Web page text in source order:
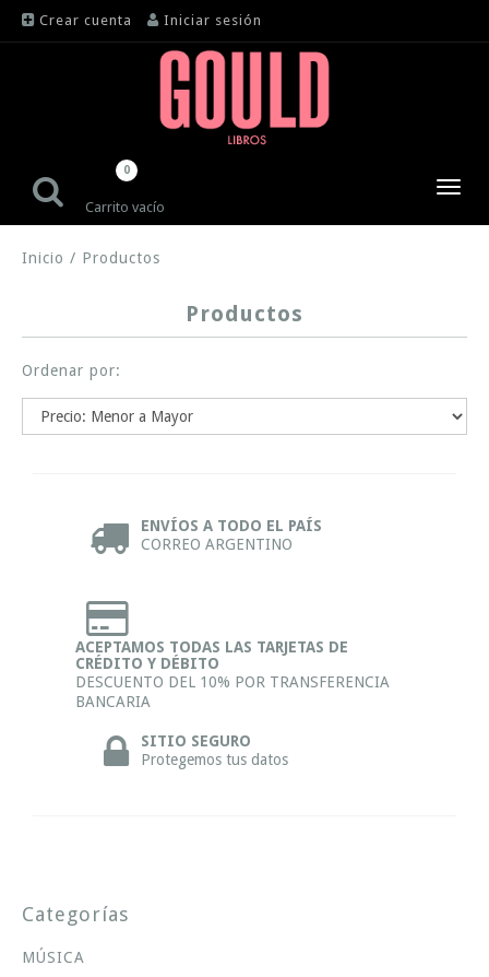
Crear cuenta Iniciar sesión
Carrito vacío
0
Inicio / Productos
Productos
Ordenar por:
ENVÍOS A TODO EL PAÍS
CORREO ARGENTINO
ACEPTAMOS TODAS LAS TARJETAS DE
CRÉDITO Y DÉBITO
DESCUENTO DEL 10% POR TRANSFERENCIA
BANCARIA
SITIO SEGURO
Protegemos tus datos
Categorías
MÚSICA